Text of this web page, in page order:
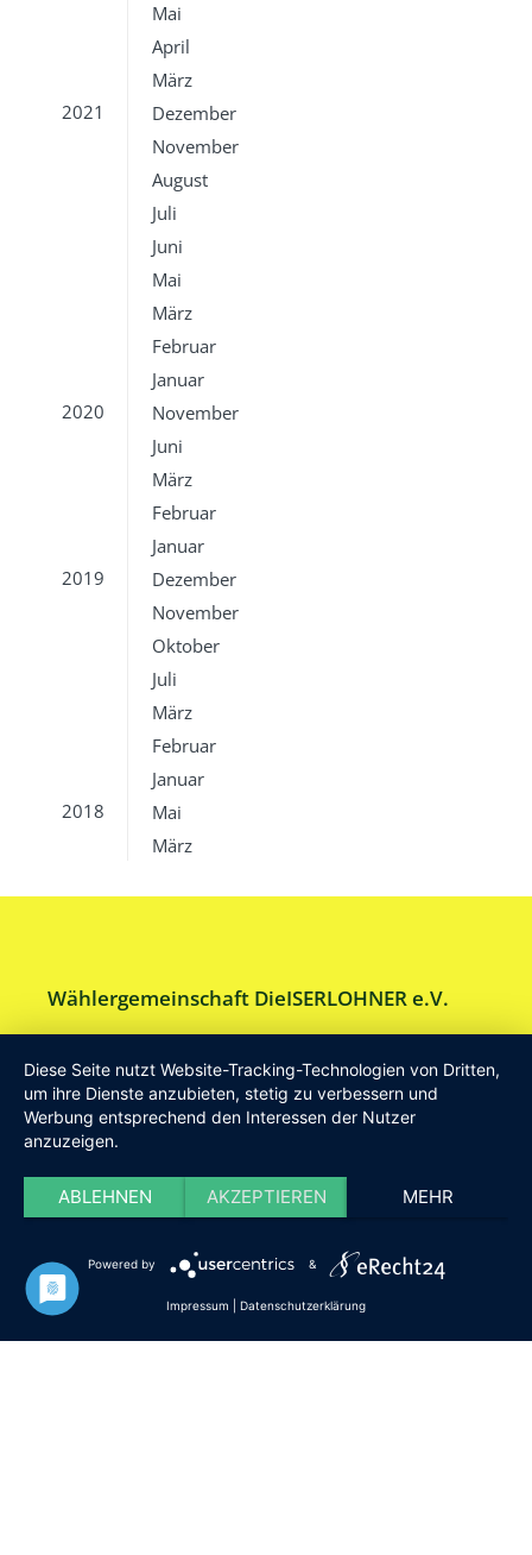
Mai
April
März
2021
Dezember
November
August
Juli
Juni
Mai
März
Februar
Januar
2020
November
Juni
März
Februar
Januar
2019
Dezember
November
Oktober
Juli
März
Februar
Januar
2018
Mai
März
Wählergemeinschaft DieISERLOHNER e.V.
Am Drillenbusch 11 - 58638 Iserlohn
Tel:Geschäftsstelle 02371-9748599
E-Mail:info [at] DieISERLOHNER.de
Website:
Haftung
Datenschutz Satzung Impressum
Diese Seite nutzt Website-Tracking-Technologien von Dritten,
um ihre Dienste anzubieten, stetig zu verbessern und
Werbung entsprechend den Interessen der Nutzer
anzuzeigen.
ABLEHNEN AKZEPTIEREN MEHR
Powered by &
Impressum Datenschutzerklärung